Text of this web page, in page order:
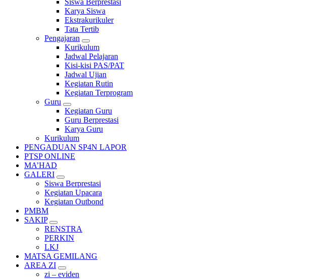
Siswa Berprestasi
Karya Siswa
Ekstrakurikuler
Tata Tertib
Pengajaran
Kurikulum
Jadwal Pelajaran
Kisi-kisi PAS/PAT
Jadwal Ujian
Kegiatan Rutin
Kegiatan Terprogram
Guru
Kegiatan Guru
Guru Berprestasi
Karya Guru
Kurikulum
PENGADUAN SP4N LAPOR
PTSP ONLINE
MA’HAD
GALERI
Siswa Berprestasi
Kegiatan Upacara
Kegiatan Outbond
PMBM
SAKIP
RENSTRA
PERKIN
LKJ
MATSA GEMILANG
AREA ZI
zi – eviden